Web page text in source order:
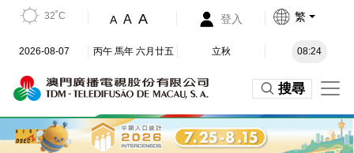
32˚C A A A 登入 繁
2026-08-07 丙午 馬年 六月廿五 立秋 08:24
搜尋